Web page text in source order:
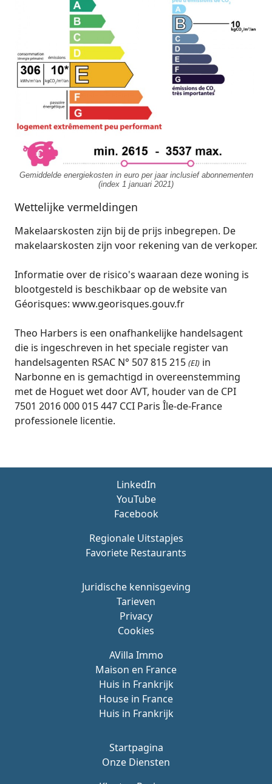
Gemiddelde energiekosten in euro per jaar inclusief abonnementen
(index 1 januari 2021)
Wettelijke vermeldingen
Makelaarskosten zijn bij de prijs inbegrepen. De
makelaarskosten zijn voor rekening van de verkoper.
Informatie over de risico's waaraan deze woning is
blootgesteld is beschikbaar op de website van
Géorisques: www.georisques.gouv.fr
Theo Harbers is een onafhankelijke handelsagent
die is ingeschreven in het speciale register van
handelsagenten RSAC N° 507 815 215 (EI) in
Narbonne en is gemachtigd in overeenstemming
met de Hoguet wet door AVT, houder van de CPI
7501 2016 000 015 447 CCI Paris Île-de-France
professionele licentie.
Juridische kennisgeving
Tarieven
Privacy
Cookies
AVilla Immo
Maison en France
Huis in Frankrijk
House in France
Huis in Frankrijk
Startpagina
Onze Diensten
LinkedIn
YouTube
Facebook
Regionale Uitstapjes
Favoriete Restaurants